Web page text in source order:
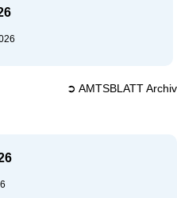
➲ AMTSBLATT Archiv